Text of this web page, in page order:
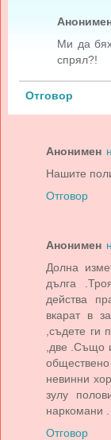
Ми да
спрял?!
Отговор
Анонимен
Нашите
Отговор
Анонимен
Долна
дълга
действа
вкарат в
,съдете ги
,две .Също
невинни
зулу
наркомани .
Отговор